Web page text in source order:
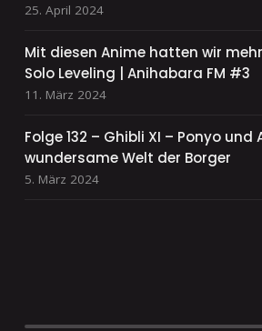
25. April 2024
Mit diesen Anime hatten wir
Solo Leveling | Anihabara FM #3
11. März 2024
Folge 132 – Ghibli XI – Ponyo und
wundersame Welt der Borger
5. März 2024